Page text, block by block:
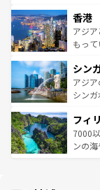
とつ。
ひ現
が旅
参照し
の活気
帯で
いビ
激す
が待
た文
ほしい
香港
アジ
もっ
み、
てお
うな
ほしい
シン
アジ
シン
園や
の多
発見
フィ
7000
ンの